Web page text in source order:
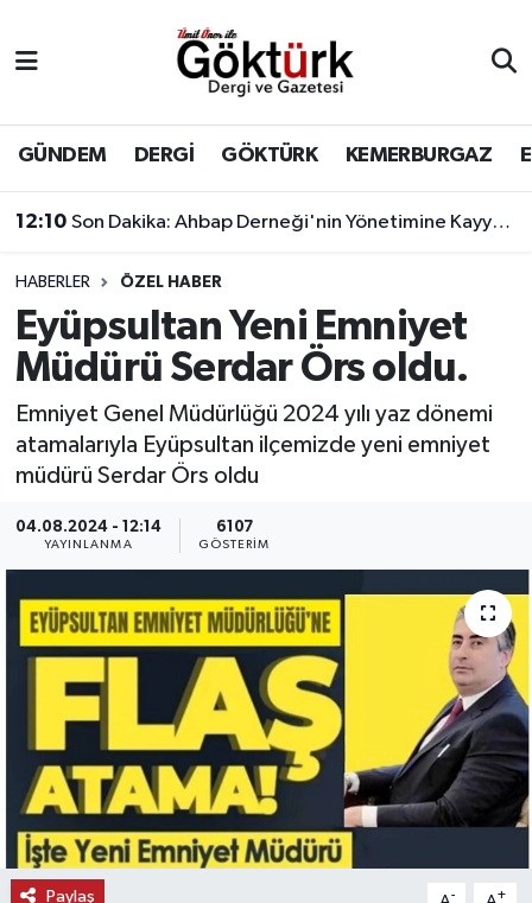
GÜNDEM DERGİ GÖKTÜRK KEMERBURGAZ
12:10 Son Dakika: Ahbap Derneği'nin Yönetimine Kayyum Atandı
HABERLER ÖZEL HABER
Eyüpsultan Yeni Emniyet
Müdürü Serdar Örs oldu.
Emniyet Genel Müdürlüğü 2024 yılı yaz dönemi
atamalarıyla Eyüpsultan ilçemizde yeni emniyet
müdürü Serdar Örs oldu
04.08.2024 - 12:14
YAYINLANMA
6107
GÖSTERIM
Paylaş - +
BİLİM
DERGİ
DÜNYA
EĞİTİM
GÖKTÜRK
KEMERBURGAZ
KÜLTÜR - SANAT
MAGAZİN
ÖZEL HABER
SAĞLIK
SPOR
Eyüpsultan Hava Durumu
Eyüpsultan Trafik Yoğunluk Haritası
Süper Lig Puan Durumu ve Fikstür
Tüm Manşetler
Son Dakika Haberleri